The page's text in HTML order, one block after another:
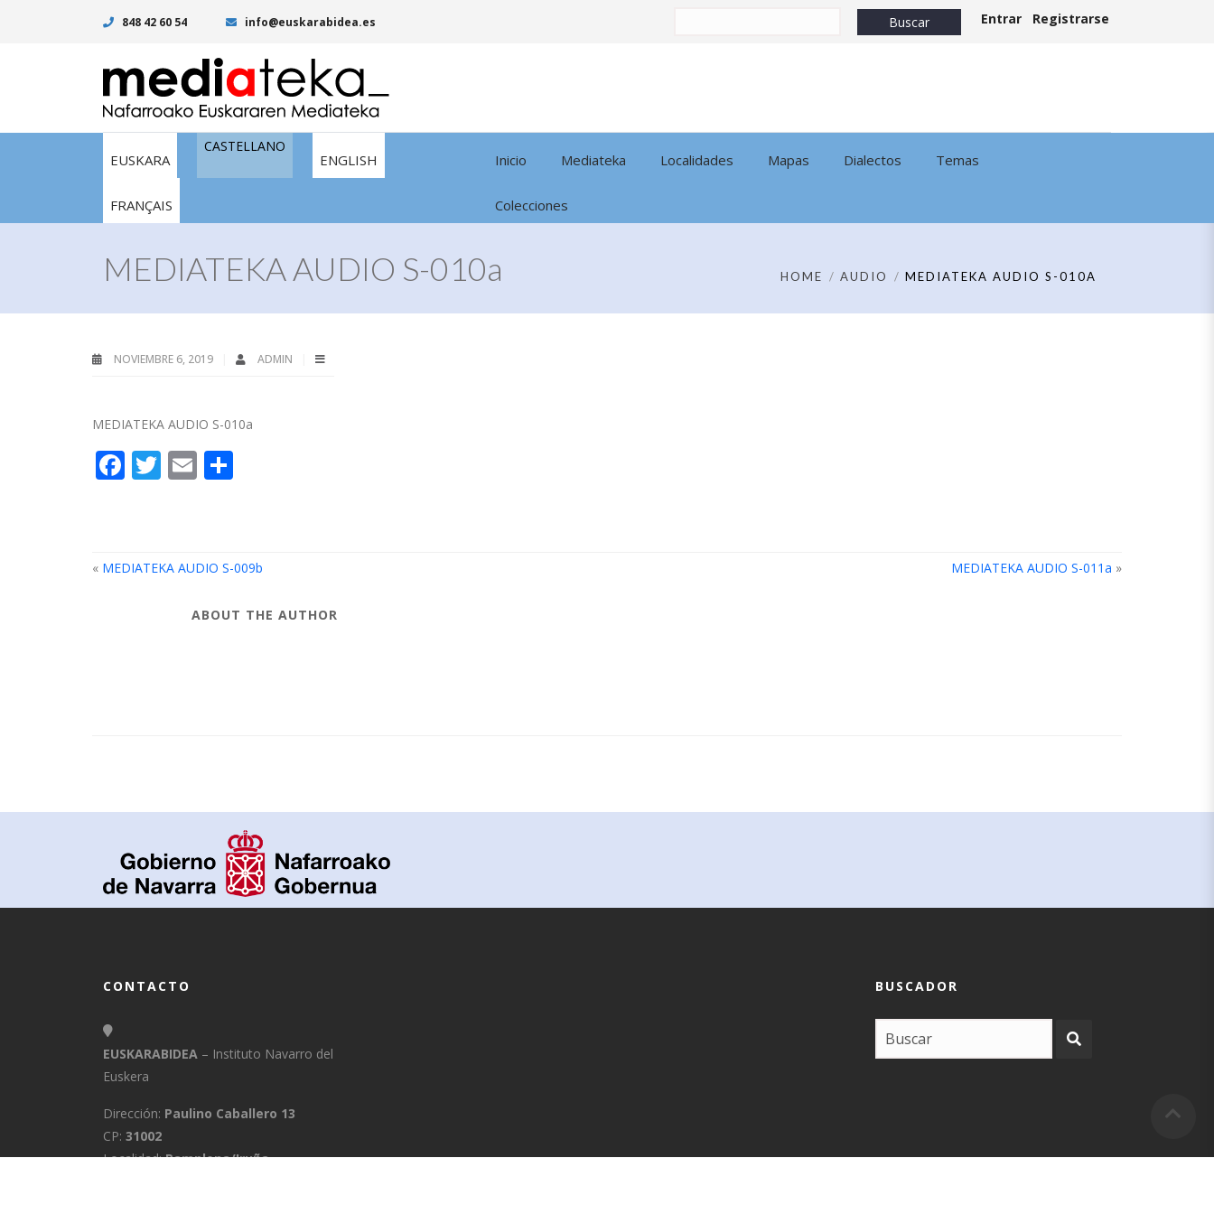
848 42 60 54 info@euskarabidea.es Entrar Registrarse
EUSKARA
CASTELLANO
ENGLISH
FRANÇAIS
Inicio Mediateka Localidades Mapas Dialectos Temas
Colecciones
MEDIATEKA AUDIO S-010a HOME AUDIO MEDIATEKA AUDIO S-010A
NOVIEMBRE 6, 2019 ADMIN
MEDIATEKA AUDIO S-010a
Facebook
Twitter
Email
« MEDIATEKA AUDIO S-009b MEDIATEKA AUDIO S-011a »
ABOUT THE AUTHOR
CONTACTO
EUSKARABIDEA – Instituto Navarro del
Euskera
Dirección: Paulino Caballero 13
CP: 31002
Localidad:Pamplona/Iruña
BUSCADOR